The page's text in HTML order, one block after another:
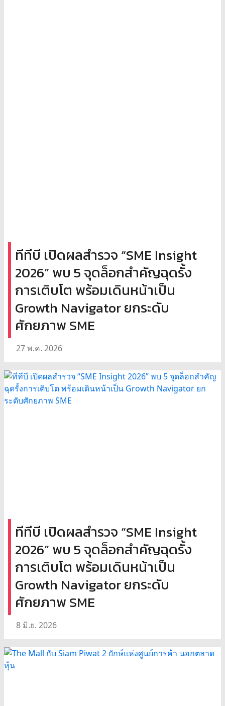
ทีทีบี เปิดผลสำรวจ “SME Insight
2026” พบ 5 จุดล็อกสำคัญฉุดรั้ง
การเติบโต พร้อมเดินหน้าเป็น
Growth Navigator ยกระดับ
ศักยภาพ SME
27 พ.ค. 2026
ทีทีบี เปิดผลสำรวจ “SME Insight
2026” พบ 5 จุดล็อกสำคัญฉุดรั้ง
การเติบโต พร้อมเดินหน้าเป็น
Growth Navigator ยกระดับ
ศักยภาพ SME
8 มิ.ย. 2026